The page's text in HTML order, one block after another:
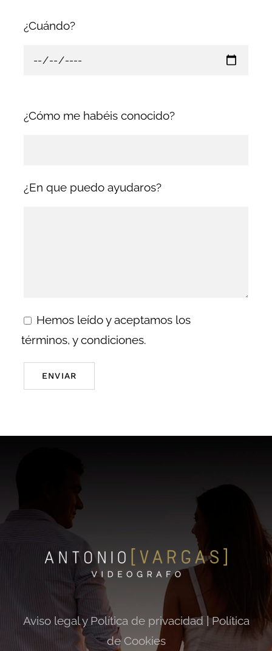
¿Cuándo?
¿Cómo me habéis conocido?
¿En que puedo ayudaros?
Hemos leído y aceptamos los
términos, y condiciones.
Aviso legal y Política de privacidad |Política
de Cookies